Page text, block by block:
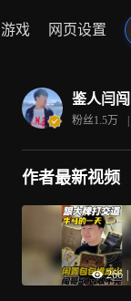
游戏 网页设置
鉴人闫闯
粉丝1.5万 |
作者最新视频
266